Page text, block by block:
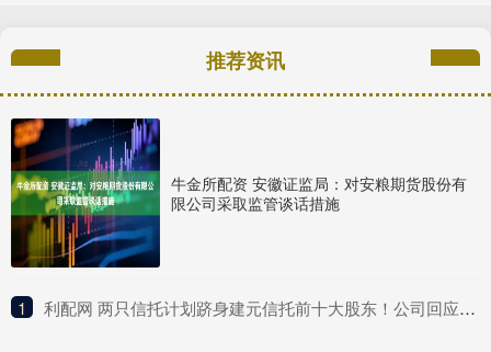
推荐资讯
牛金所配资 安徽证监局：对安粮期货股份有
限公司采取监管谈话措施
1 ​利配网 两只信托计划跻身建元信托前十大股东！公司回应不分红与未来盈利点